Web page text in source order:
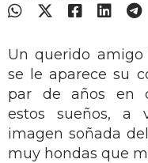
Un querido
se le aparece su
par de años en
estos sueños, a
imagen soñada
muy hondas que